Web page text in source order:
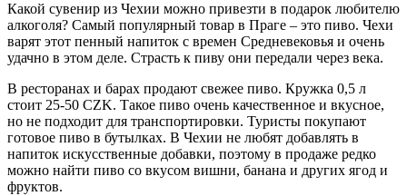
Какой сувенир из Чехии можно привезти в подарок любителю
алкоголя? Самый популярный товар в Праге – это пиво. Чехи
варят этот пенный напиток с времен Средневековья и очень
удачно в этом деле. Страсть к пиву они передали через века.
В ресторанах и барах продают свежее пиво. Кружка 0,5 л
стоит 25-50 CZK. Такое пиво очень качественное и вкусное,
но не подходит для транспортировки. Туристы покупают
готовое пиво в бутылках. В Чехии не любят добавлять в
напиток искусственные добавки, поэтому в продаже редко
можно найти пиво со вкусом вишни, банана и других ягод и
фруктов.